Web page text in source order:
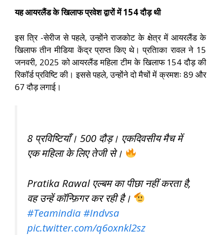
यह आयरलैंड के खिलाफ प्रवेश द्वारों में 154 दौड़ थी
इस त्रि -सेरीज से पहले, उन्होंने राजकोट के क्षेत्र में आयरलैंड के
खिलाफ तीन मीडिया केंद्र प्राप्त किए थे। प्रतािका रावल ने 15
जनवरी, 2025 को आयरलैंड महिला टीम के खिलाफ 154 दौड़ की
रिकॉर्ड प्रविष्टि की। इससे पहले, उन्होंने दो मैचों में क्रमशः 89 और
67 दौड़ लगाई।
8 प्रविष्टियाँ। 500 दौड़। एकदिवसीय मैच में
एक महिला के लिए तेजी से।
Pratika Rawal एल्बम का पीछा नहीं करता है,
वह उन्हें कॉन्फ़िगर कर रही है।
#Teamindia #Indvsa
pic.twitter.com/q6oxnkl2sz